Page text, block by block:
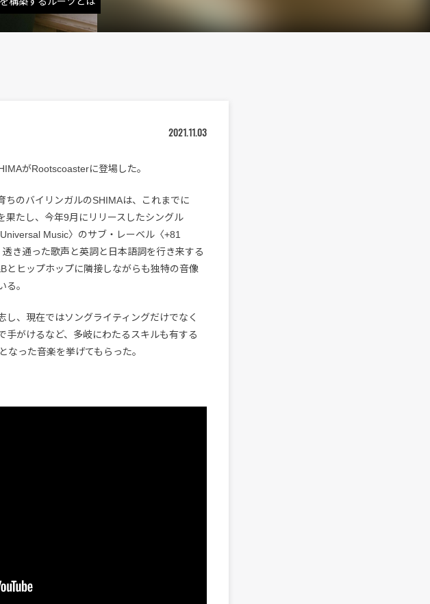
2021.11.03
がRootscoasterに登場した。
ちのバイリンガルのSHIMAは、これまでに
果たし、今年9月にリリースしたシングル
Music〉のサブ・レーベル〈+81
き通った歌声と英詞と日本語詞を行き来する
とヒップホップに隣接しながらも独特の音像
る。
、現在ではソングライティングだけでなく
手がけるなど、多岐にわたるスキルも有する
なった音楽を挙げてもらった。